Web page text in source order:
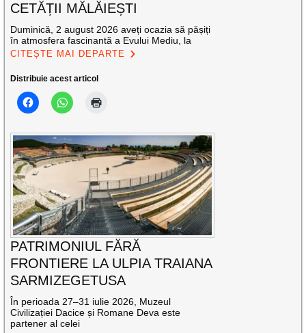
CETĂȚII MĂLĂIEȘTI
Duminică, 2 august 2026 aveți ocazia să pășiți
în atmosfera fascinantă a Evului Mediu, la
CITEȘTE MAI DEPARTE
Distribuie acest articol
PATRIMONIUL FĂRĂ
FRONTIERE LA ULPIA TRAIANA
SARMIZEGETUSA
În perioada 27–31 iulie 2026, Muzeul
Civilizației Dacice și Romane Deva este
partener al celei